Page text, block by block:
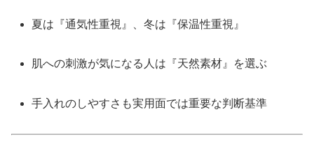
夏は『通気性重視』、冬は『保温性重視』
肌への刺激が気になる人は『天然素材』を選ぶ
手入れのしやすさも実用面では重要な判断基準